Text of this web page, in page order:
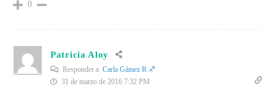
0
Patricia Aloy
Responder a Carla Gámez R ♐
31 de marzo de 2016 7:32 PM